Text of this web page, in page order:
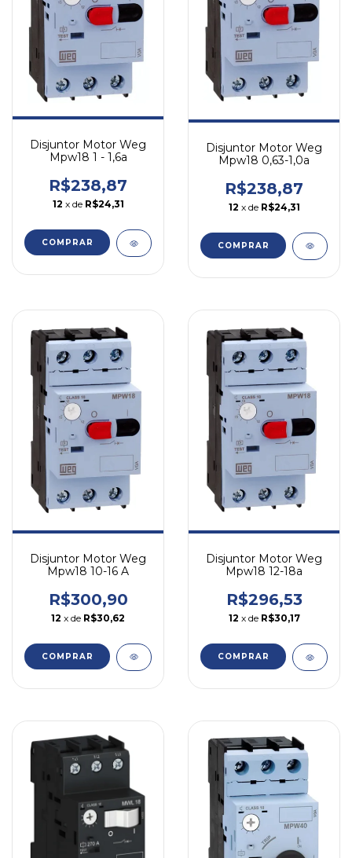
Disjuntor Motor Weg
Mpw18 1 - 1,6a
R$238,87
12 x de R$24,31
COMPRAR
Disjuntor Motor Weg
Mpw18 0,63-1,0a
R$238,87
12 x de R$24,31
COMPRAR
Disjuntor Motor Weg
Mpw18 10-16 A
R$300,90
12 x de R$30,62
COMPRAR
Disjuntor Motor Weg
Mpw18 12-18a
R$296,53
12 x de R$30,17
COMPRAR